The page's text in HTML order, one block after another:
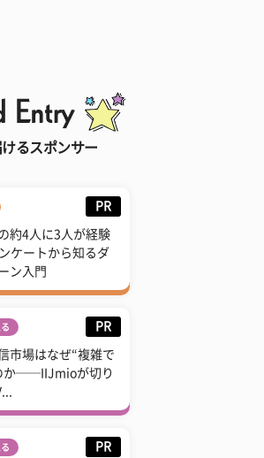
るスポンサー
PR
約4人に3人が経験
ケートから知るダ
ン入門
PR
市場はなぜ“複雑で
か──IIJmioが切り
PR